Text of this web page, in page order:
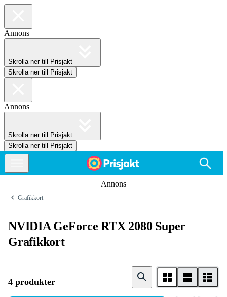
Annons
Skrolla ner till Prisjakt
Skrolla ner till Prisjakt
Annons
Skrolla ner till Prisjakt
Skrolla ner till Prisjakt
Annons
Grafikkort
NVIDIA GeForce RTX 2080 Super
Grafikkort
4 produkter